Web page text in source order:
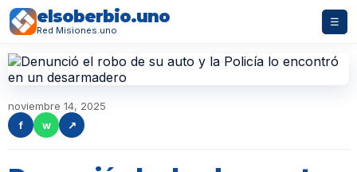
elsoberbio.uno
Red Misiones.uno
☰
noviembre 14, 2025
f
w ↗